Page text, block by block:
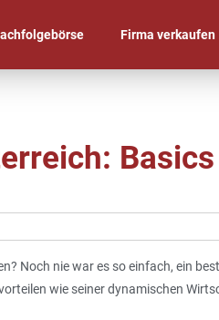
Firma verkaufen
Noch nie war es so einfach, ein
wie seiner dynamischen